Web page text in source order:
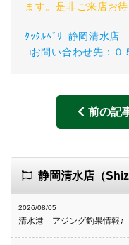
ます。是非ご来店お待
ﾀｯｸﾙﾍﾞﾘｰ静岡清水店
□お問い合わせ先：０
前の記
静岡清水店（
2026/08/05
清水港 アジング釣果情報♪